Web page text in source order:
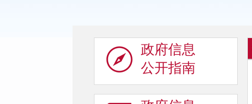
政府信息
公开指南